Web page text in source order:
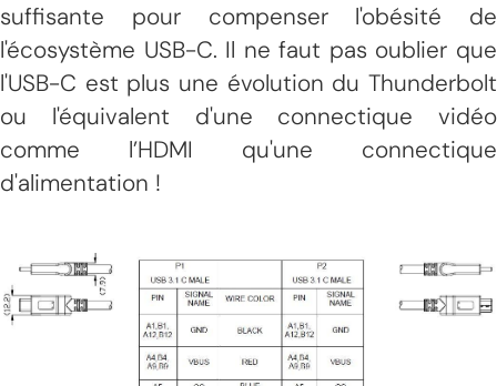
suffisante pour compenser l'obésité de
l'écosystème USB-C. Il ne faut pas oublier que
l'USB-C est plus une évolution du Thunderbolt
ou l'équivalent d'une connectique vidéo
comme l’HDMI qu'une connectique
d'alimentation !